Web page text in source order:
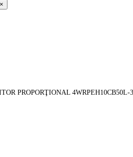
×
PROPORŢIONAL 4WRPEH10CB50L-